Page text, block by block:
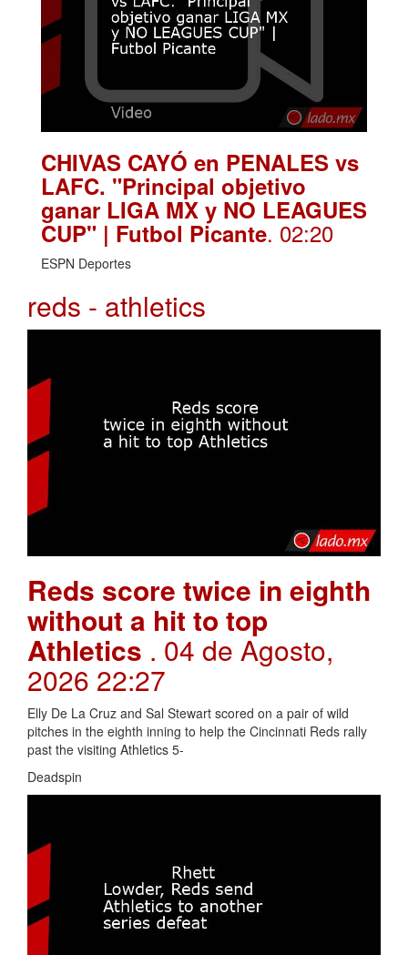
CHIVAS CAYÓ en PENALES vs
LAFC. "Principal objetivo
ganar LIGA MX y NO LEAGUES
CUP" | Futbol Picante. 02:20
ESPN Deportes
reds - athletics
Reds score twice in eighth
without a hit to top
Athletics . 04 de Agosto,
2026 22:27
Elly De La Cruz and Sal Stewart scored on a pair of wild
pitches in the eighth inning to help the Cincinnati Reds rally
past the visiting Athletics 5-
Deadspin